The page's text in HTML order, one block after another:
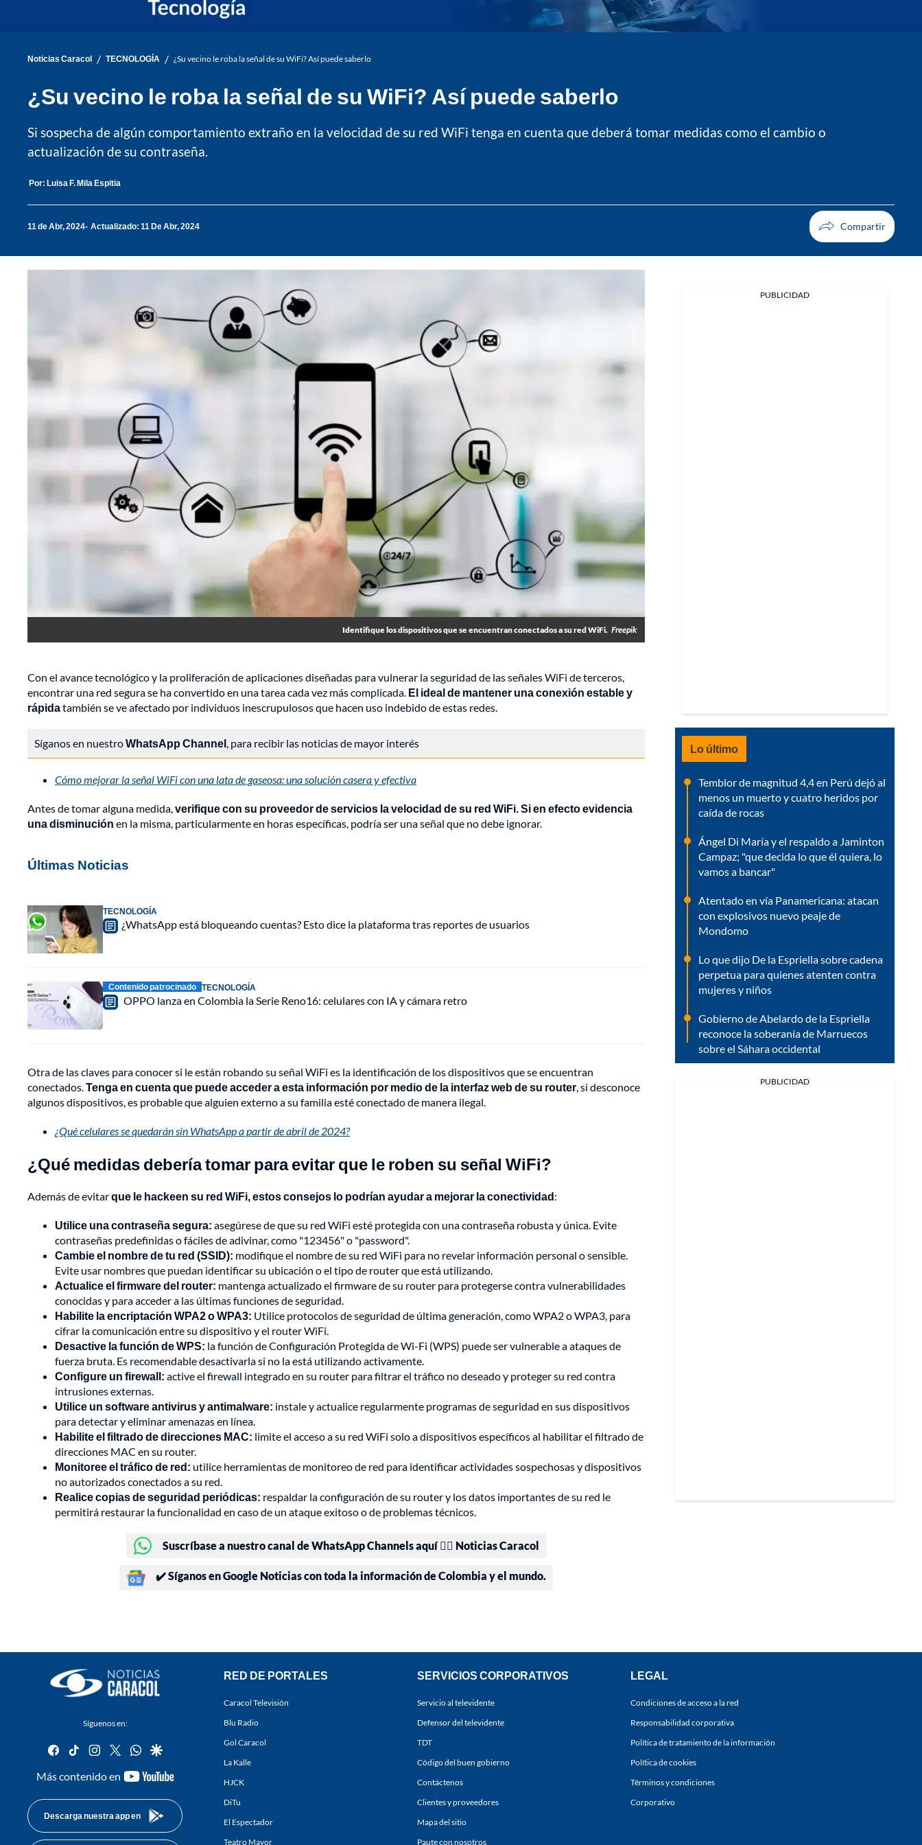
Noticias Caracol / TECNOLOGÍA / ¿Su vecino le roba la señal de su WiFi? Así puede saberlo
¿Su vecino le roba la señal de su WiFi? Así puede saberlo
Si sospecha de algún comportamiento extraño en la velocidad de su red WiFi tenga en cuenta que deberá tomar medidas como el cambio o
actualización de su contraseña.
Por: Luisa F. Mila Espitia
11 de Abr, 2024 Actualizado: 11 De Abr, 2024
Identifique los dispositivos que se encuentran conectados a su red WiFi. Freepik
Con el avance tecnológico y la proliferación de aplicaciones diseñadas para vulnerar la seguridad de las señales WiFi de terceros,
encontrar una red segura se ha convertido en una tarea cada vez más complicada. El ideal de mantener una conexión estable y
rápidatambién se ve afectado por individuos inescrupulosos que hacen uso indebido de estas redes.
Síganos en nuestroWhatsApp Channel, para recibir las noticias de mayor interés
Cómo mejorar la señal WiFi con una lata de gaseosa: una solución casera y efectiva
Antes de tomar alguna medida,verifique con su proveedor de servicios la velocidad de su red WiFi. Si en efecto evidencia
una disminución en la misma, particularmente en horas específicas, podría ser una señal que no debe ignorar.
Últimas Noticias
TECNOLOGÍA
¿WhatsApp está bloqueando cuentas? Esto dice la plataforma tras reportes de usuarios
Contenido patrocinado TECNOLOGÍA
OPPO lanza en Colombia la Serie Reno16: celulares con IA y cámara retro
Otra de las claves para conocer si le están robando su señal WiFi es la identificación de los dispositivos que se encuentran
conectados.Tenga en cuenta que puede acceder a esta información por medio de la interfaz web de su router, si desconoce
algunos dispositivos, es probable que alguien externo a su familia esté conectado de manera ilegal.
¿Qué celulares se quedarán sin WhatsApp a partir de abril de 2024?
¿Qué medidas debería tomar para evitar que le roben su señal WiFi?
Además de evitarque le hackeen su red WiFi, estos consejos lo podrían ayudar a mejorar la conectividad:
Utilice una contraseña segura: asegúrese de que su red WiFi esté protegida con una contraseña robusta y única. Evite
contraseñas predefinidas o fáciles de adivinar, como "123456" o "password".
Cambie el nombre de tu red (SSID): modifique el nombre de su red WiFi para no revelar información personal o sensible.
Evite usar nombres que puedan identificar su ubicación o el tipo de router que está utilizando.
Actualice el firmware del router: mantenga actualizado el firmware de su router para protegerse contra vulnerabilidades
conocidas y para acceder a las últimas funciones de seguridad.
Habilite la encriptación WPA2 o WPA3: Utilice protocolos de seguridad de última generación, como WPA2 o WPA3, para
cifrar la comunicación entre su dispositivo y el router WiFi.
Desactive la función de WPS: la función de Configuración Protegida de Wi-Fi (WPS) puede ser vulnerable a ataques de
fuerza bruta. Es recomendable desactivarla si no la está utilizando activamente.
Configure un firewall: active el firewall integrado en su router para filtrar el tráfico no deseado y proteger su red contra
intrusiones externas.
Utilice un software antivirus y antimalware: instale y actualice regularmente programas de seguridad en sus dispositivos
para detectar y eliminar amenazas en línea.
Habilite el filtrado de direcciones MAC: limite el acceso a su red WiFi solo a dispositivos específicos al habilitar el filtrado de
direcciones MAC en su router.
Monitoree el tráfico de red: utilice herramientas de monitoreo de red para identificar actividades sospechosas y dispositivos
no autorizados conectados a su red.
Realice copias de seguridad periódicas: respaldar la configuración de su router y los datos importantes de su red le
permitirá restaurar la funcionalidad en caso de un ataque exitoso o de problemas técnicos.
Suscríbase a nuestro canal de WhatsApp Channels aquí 👉🏻 Noticias Caracol
✔️ Síganos en Google Noticias con toda la información de Colombia y el mundo.
PUBLICIDAD
Lo último
Temblor de magnitud 4,4 en Perú dejó al
menos un muerto y cuatro heridos por
caída de rocas
Ángel Di María y el respaldo a Jaminton
Campaz; "que decida lo que él quiera, lo
vamos a bancar"
Atentado en vía Panamericana: atacan
con explosivos nuevo peaje de
Mondomo
Lo que dijo De la Espriella sobre cadena
perpetua para quienes atenten contra
mujeres y niños
Gobierno de Abelardo de la Espriella
reconoce la soberanía de Marruecos
sobre el Sáhara occidental
PUBLICIDAD
Síguenos en:
facebook
tiktok instagram
twitterwhatsapp
google
Más contenido en
youtube-
Descarga nuestra app en
RED DE PORTALES
Caracol Televisión
Blu Radio
Gol Caracol
La Kalle
HJCK
DiTu
El Espectador
Teatro Mayor
SERVICIOS CORPORATIVOS
Servicio al televidente
Defensor del televidente
TDT
Código del buen gobierno
Contáctenos
Clientes y proveedores
Mapa del sitio
Paute con nosotros
LEGAL
Condiciones de acceso a la red
Responsabilidad corporativa
Política de tratamiento de la información
Política de cookies
Términos y condiciones
Corporativo